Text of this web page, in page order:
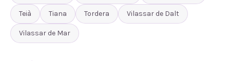
Teià Tiana Tordera Vilassar de Dalt
Vilassar de Mar